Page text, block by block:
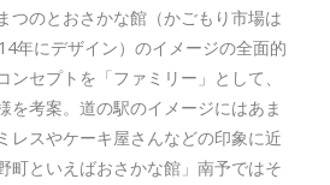
つのとおさかな館（かごもり市場は
年にデザイン）のイメージの全面的
ンセプトを「ファミリー」として、
を考案。道の駅のイメージにはあま
レスやケーキ屋さんなどの印象に近
町といえばおさかな館」南予ではそ